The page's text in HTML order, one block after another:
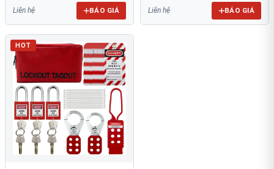
Liên hệ BÁO GIÁ Liên hệ BÁO GIÁ
HOT